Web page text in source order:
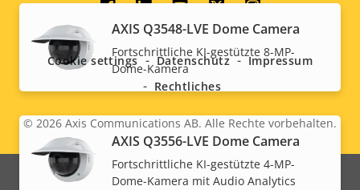
AXIS Q3548-LVE Dome Camera
Fortschrittliche KI-gestützte 8-MP-
Dome-Kamera
AXIS Q3556-LVE Dome Camera
Fortschrittliche KI-gestützte 4-MP-
Dome-Kamera mit Audio Analytics
Social
menu
Legal
menu
© 2026 Axis Communications AB. Alle Rechte vorbehalten.
Cookie settings Datenschutz
Impressum
Rechtliches